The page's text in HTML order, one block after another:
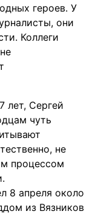
героев. У
они
Коллеги
лет, Сергей
чуть
не
процессом
8 апреля около
из Вязников